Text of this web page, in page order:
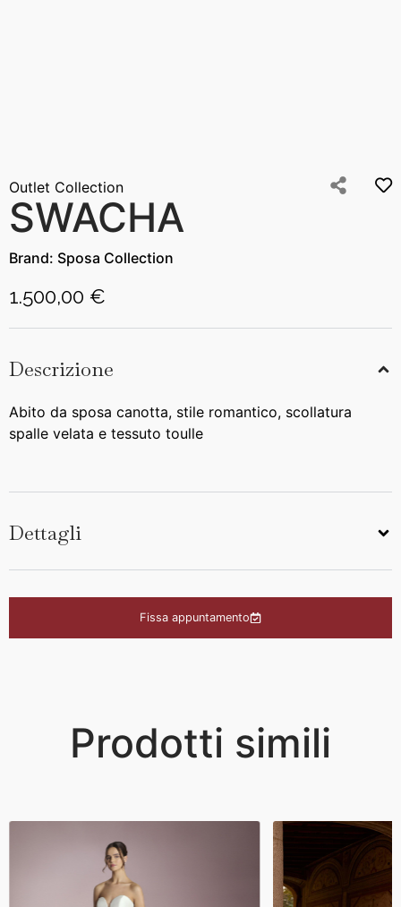
Outlet Collection
SWACHA
Brand: Sposa Collection
1.500,00 €
Descrizione
Abito da sposa canotta, stile romantico, scollatura
spalle velata e tessuto toulle
Dettagli
Fissa appuntamento
Prodotti simili